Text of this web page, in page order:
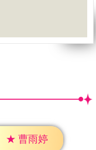
★ 曹雨婷